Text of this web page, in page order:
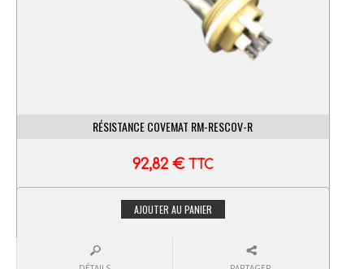
RÉSISTANCE COVEMAT RM-RESCOV-R
92,82 € TTC
AJOUTER AU PANIER